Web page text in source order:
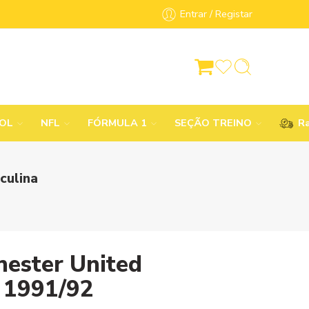
Entrar / Registar
NFL FÓRMULA 1 SEÇÃO TREINO
United
92